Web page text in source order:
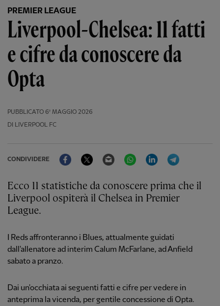
PREMIER LEAGUE
Liverpool-Chelsea: 11 fatti
e cifre da conoscere da
Opta
PUBBLICATO 6º MAGGIO 2026
DI LIVERPOOL FC
CONDIVIDERE
FacebookTwitter Email WhatsAppLinkedIn
Ecco 11 statistiche da conoscere prima che il
Liverpool ospiterà il Chelsea in Premier
League.
I Reds affronteranno i Blues, attualmente guidati
dall'allenatore ad interim Calum McFarlane, ad Anfield
sabato a pranzo.
Dai un'occhiata ai seguenti fatti e cifre per vedere in
anteprima la vicenda, per gentile concessione di Opta.